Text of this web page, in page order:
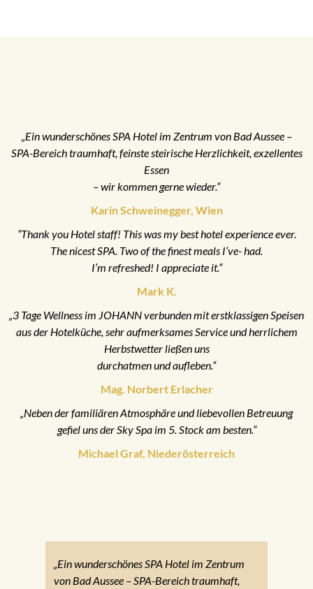
„Ein wunderschönes SPA Hotel im Zentrum von Bad Aussee –
SPA-Bereich traumhaft, feinste steirische Herzlichkeit, exzellentes
Essen
– wir kommen gerne wieder.“
Karin Schweinegger, Wien
“Thank you Hotel staff! This was my best hotel experience ever.
The nicest SPA. Two of the finest meals I’ve- had.
I’m refreshed! I appreciate it.“
Mark K.
„3 Tage Wellness im JOHANN verbunden mit erstklassigen Speisen
aus der Hotelküche, sehr aufmerksames Service und herrlichem
Herbstwetter ließen uns
durchatmen und aufleben.“
Mag. Norbert Erlacher
„Neben der familiären Atmosphäre und liebevollen Betreuung
gefiel uns der Sky Spa im 5. Stock am besten.“
Michael Graf, Niederösterreich
„Ein wunderschönes SPA Hotel im Zentrum
von Bad Aussee – SPA-Bereich traumhaft,